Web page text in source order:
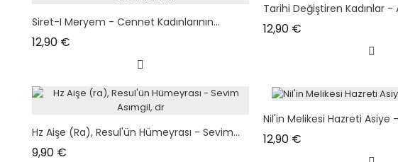
Siret-I Meryem - Cennet Kadınlarının...
12,90 €
Tarihi Değiştiren Kadınlar -
12,90 €
Hz Aişe (ra), Resul'ün Hümeyrası - Sevim...
9,90 €
Nil'in Melikesi Hazreti Asiye
12,90 €